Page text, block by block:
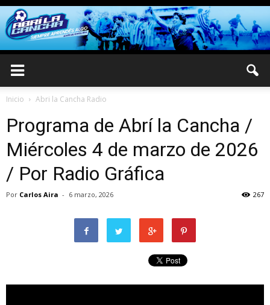
Inicio Abri la Cancha Radio
Programa de Abrí la Cancha /
Miércoles 4 de marzo de 2026
/ Por Radio Gráfica
Por Carlos Aira - 6 marzo, 2026 267